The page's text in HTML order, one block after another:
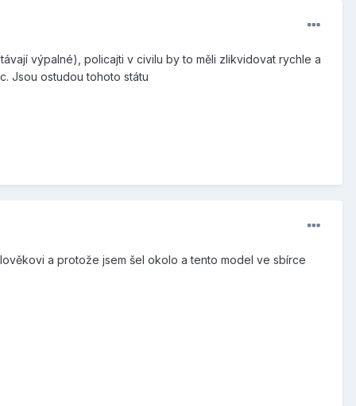
výpalné), policajti v civilu by to měli zlikvidovat rychle a
Jsou ostudou tohoto státu
a protože jsem šel okolo a tento model ve sbírce